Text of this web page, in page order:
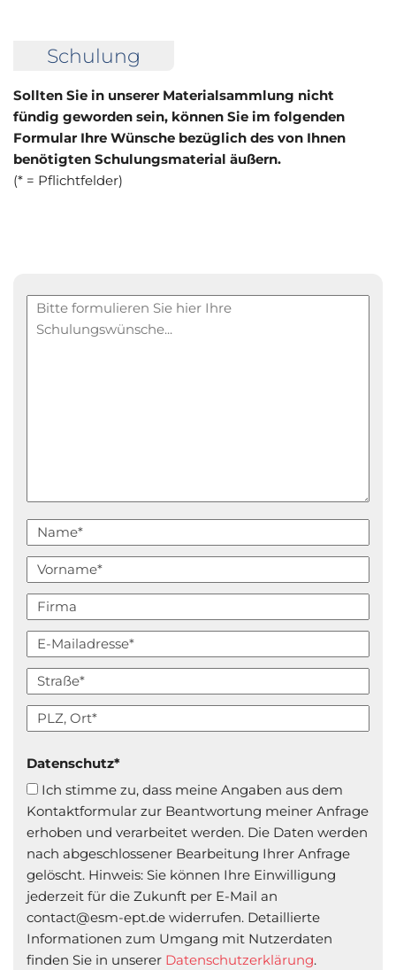
Schulung
Sollten Sie in unserer Materialsammlung nicht
fündig geworden sein, können Sie im folgenden
Formular Ihre Wünsche bezüglich des von Ihnen
benötigten Schulungsmaterial äußern.
(* = Pflichtfelder)
Datenschutz*
Kontaktformular zur Beantwortung meiner Anfrage
erhoben und verarbeitet werden. Die Daten werden
nach abgeschlossener Bearbeitung Ihrer Anfrage
gelöscht. Hinweis: Sie können Ihre Einwilligung
jederzeit für die Zukunft per E-Mail an
contact@esm-ept.de widerrufen. Detaillierte
Informationen zum Umgang mit Nutzerdaten
finden Sie in unserer Datenschutzerklärung.